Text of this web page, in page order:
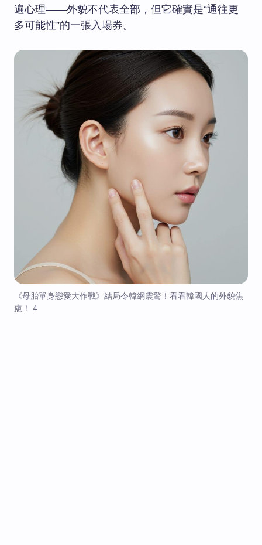
遍心理——外貌不代表全部，但它確實是“通往更
多可能性”的一張入場券。
《母胎單身戀愛大作戰》結局令韓網震驚！看看韓國人的外貌焦
慮！ 4